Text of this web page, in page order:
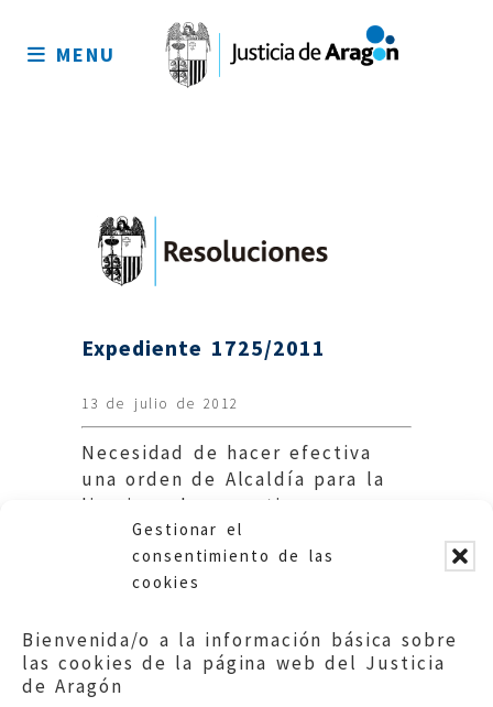
Gestionar el
consentimiento de las
cookies
Bienvenida/o a la información básica sobre
las cookies de la página web del Justicia
de Aragón
sitio
MENU
Expediente 1725/2011
13 de julio de 2012
Necesidad de hacer efectiva
una orden de Alcaldía para la
limpieza de un patio.
Ayuntamiento de Alagón.